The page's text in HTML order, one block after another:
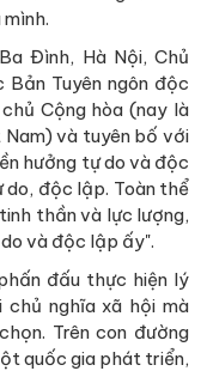
Đình, Hà Nội, Chủ
Tuyên ngôn độc
Cộng hòa (nay là
và tuyên bố với
hưởng tự do và độc
độc lập. Toàn thể
thần và lực lượng,
và độc lập ấy".
đấu thực hiện lý
nghĩa xã hội mà
Trên con đường
quốc gia phát triển,